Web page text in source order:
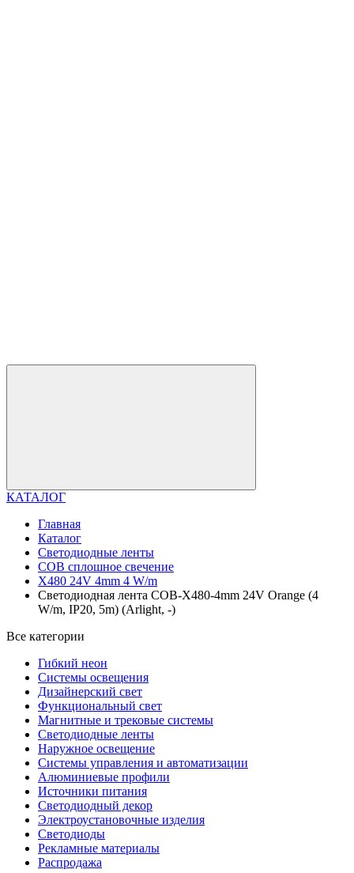
КАТАЛОГ
Главная
Каталог
Светодиодные ленты
COB сплошное свечение
X480 24V 4mm 4 W/m
Светодиодная лента COB-X480-4mm 24V Orange (4
W/m, IP20, 5m) (Arlight, -)
Все категории
Гибкий неон
Системы освещения
Дизайнерский свет
Функциональный свет
Магнитные и трековые системы
Светодиодные ленты
Наружное освещение
Системы управления и автоматизации
Алюминиевые профили
Источники питания
Светодиодный декор
Электроустановочные изделия
Светодиоды
Рекламные материалы
Распродажа